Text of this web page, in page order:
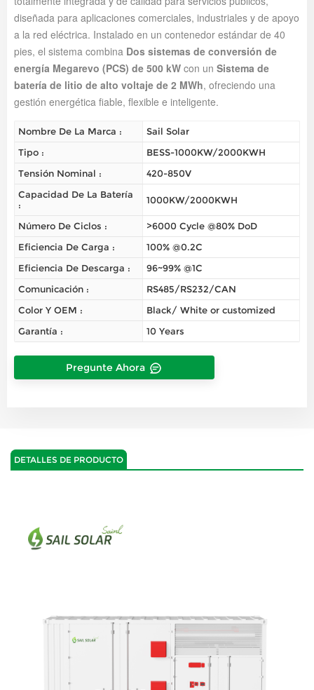
diseñada para aplicaciones comerciales, industriales y de apoyo
a la red eléctrica. Instalado en un contenedor estándar de 40
pies, el sistema combina Dos sistemas de conversión de
energía Megarevo (PCS) de 500 kW con un Sistema de
batería de litio de alto voltaje de 2 MWh, ofreciendo una
gestión energética fiable, flexible e inteligente.
Nombre De La Marca :
Sail Solar
Tipo :
BESS-1000KW/2000KWH
Tensión Nominal :
420-850V
Capacidad De La Batería
:
1000KW/2000KWH
Número De Ciclos :
>6000 Cycle @80% DoD
Eficiencia De Carga :
100% @0.2C
Eficiencia De Descarga :
96~99% @1C
Comunicación :
RS485/RS232/CAN
Color Y OEM :
Black/ White or customized
Garantía :
10 Years
Pregunte Ahora
DETALLES DE PRODUCTO